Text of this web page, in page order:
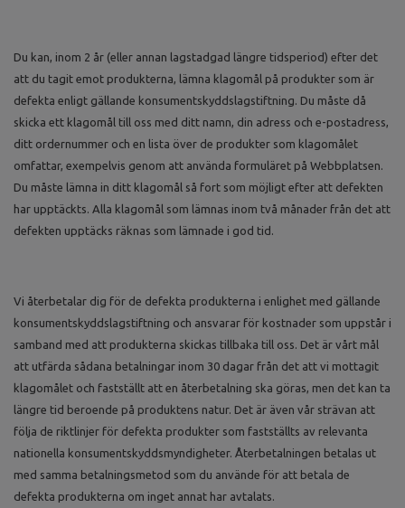
Du kan, inom 2 år (eller annan lagstadgad längre tidsperiod) efter det
att du tagit emot produkterna, lämna klagomål på produkter som är
defekta enligt gällande konsumentskyddslagstiftning. Du måste då
skicka ett klagomål till oss med ditt namn, din adress och e-postadress,
ditt ordernummer och en lista över de produkter som klagomålet
omfattar, exempelvis genom att använda formuläret på Webbplatsen.
Du måste lämna in ditt klagomål så fort som möjligt efter att defekten
har upptäckts. Alla klagomål som lämnas inom två månader från det att
defekten upptäcks räknas som lämnade i god tid.
Vi återbetalar dig för de defekta produkterna i enlighet med gällande
konsumentskyddslagstiftning och ansvarar för kostnader som uppstår i
samband med att produkterna skickas tillbaka till oss. Det är vårt mål
att utfärda sådana betalningar inom 30 dagar från det att vi mottagit
klagomålet och fastställt att en återbetalning ska göras, men det kan ta
längre tid beroende på produktens natur. Det är även vår strävan att
följa de riktlinjer för defekta produkter som fastställts av relevanta
nationella konsumentskyddsmyndigheter. Återbetalningen betalas ut
med samma betalningsmetod som du använde för att betala de
defekta produkterna om inget annat har avtalats.